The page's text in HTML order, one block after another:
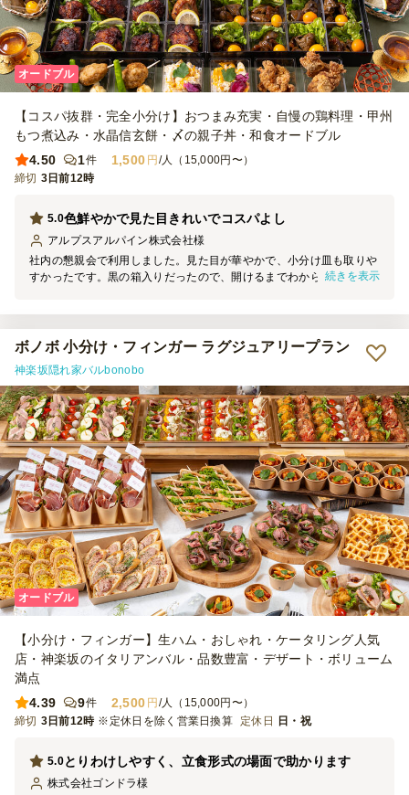
オードブル
【コスパ抜群・完全小分け】おつまみ充実・自慢の鶏料理・甲州
もつ煮込み・水晶信玄餅・〆の親子丼・和食オードブル
4.50
1件 1,500 円/人（15,000円〜）
締切 3日前12時
色鮮やかで見た目きれいでコスパよし
5.0
アルプスアルパイン株式会社様
社内の懇親会で利用しました。見た目が華やかで、小分け皿も取りや
すかったです。黒の箱入りだったので、開けるまでわからないのが少
続きを表示
ボノボ 小分け・フィンガー ラグジュアリープラン
神楽坂隠れ家バルbonobo
オードブル
【小分け・フィンガー】生ハム・おしゃれ・ケータリング人気
店・神楽坂のイタリアンバル・品数豊富・デザート・ボリューム
満点
4.39
9件 2,500 円/人（15,000円〜）
締切 3日前12時 ※定休日を除く営業日換算 定休日 日・祝
とりわけしやすく、立食形式の場面で助かります
5.0
株式会社ゴンドラ様